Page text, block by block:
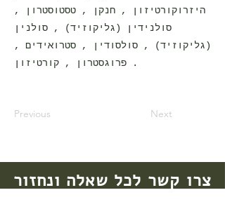
היזרוקורטיזון , חנקן , טסטוסטרון ,
סולנידין (גליקוזיד) , סולנין
(גליקוזיד) , סולסודין , סטרואידים ,
פרוגסטרון , קורטיזון .
Previous Next
צרו קשר לכל שאלה ונחזור